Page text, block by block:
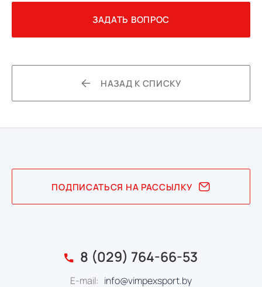
ЗАДАТЬ ВОПРОС
НАЗАД К СПИСКУ
ПОДПИСАТЬСЯ НА РАССЫЛКУ
8 (029) 764-66-53
E-mail: info@vimpexsport.by